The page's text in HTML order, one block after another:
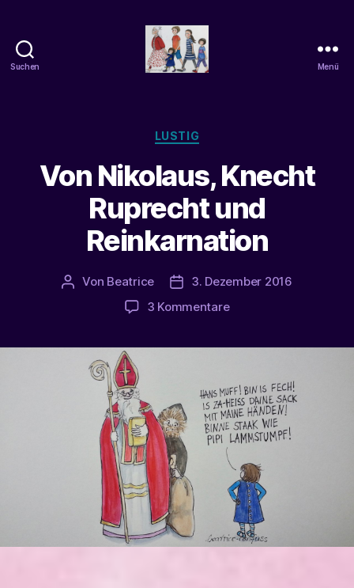
Suchen Menü
Kategorien
LUSTIG
Von Nikolaus, Knecht
Ruprecht und
Reinkarnation
Beitragsautor
Von Beatrice Veröffentlichungsdatum
3. Dezember 2016
3 Kommentarezu
und
Reinkarnation